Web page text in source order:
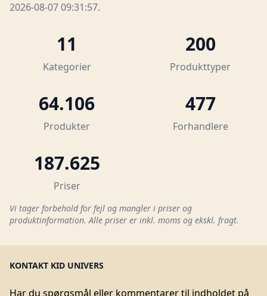
2026-08-07 09:31:57.
11
Kategorier
200
Produkttyper
64.106
Produkter
477
Forhandlere
187.625
Priser
Vi tager forbehold for fejl og mangler i priser og
produktinformation. Alle priser er inkl. moms og ekskl. fragt.
KONTAKT KID UNIVERS
Har du spørgsmål eller kommentarer til indholdet på